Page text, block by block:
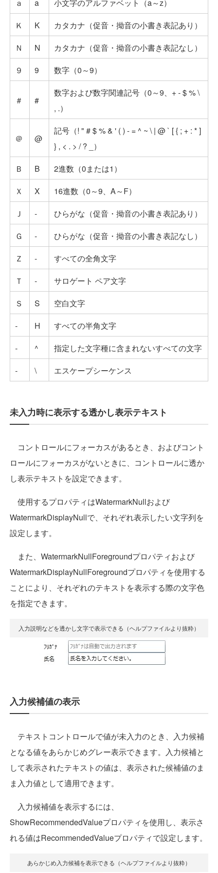
ａ a
小文字のアルファベット（a～z）
Ｋ
K
カタカナ（促音・拗音の小書き表記あり）
Ｎ
N
カタカナ（促音・拗音の小書き表記なし）
９
9 数字（0～9）
＃ #
数字および数字関連記号（0～9、+ - $ % \
, .）
＠ @
記号（! " # $ % & ' ( ) - = ^ ~ \ | @ ` [ { ; + : * ]
} , < . > / ? _）
Ｂ
B
2進数（0または1）
Ｘ
X
16進数（0～9、A～F）
Ｊ
-
ひらがな（促音・拗音の小書き表記あり）
Ｇ
-
ひらがな（促音・拗音の小書き表記なし）
Ｚ
-
すべての全角文字
Ｔ
-
サロゲート ペア文字
Ｓ
S
空白文字
-
H
すべての半角文字
-
^
指定した文字種に含まれないすべての文字
-
\ エスケープシーケンス
未入力時に表示する透かし表示テキスト
コントロールにフォーカスがあるとき、およびコント
ロールにフォーカスがないときに、コントロールに透か
し表示テキストを設定できます。
使用するプロパティはWatermarkNullおよび
WatermarkDisplayNullで、それぞれ表示したい文字列を
設定します。
また、WatermarkNullForegroundプロパティおよび
WatermarkDisplayNullForegroundプロパティを使用する
ことにより、それぞれのテキストを表示する際の文字色
を指定できます。
入力説明などを透かし文字で表示できる（ヘルプファイルより抜粋）
入力候補値の表示
テキストコントロールで値が未入力のとき、入力候補
となる値をあらかじめグレー表示できます。入力候補と
して表示されたテキストの値は、表示された候補値のま
ま入力値として適用できます。
入力候補値を表示するには、
ShowRecommendedValueプロパティを使用し、表示さ
れる値はRecommendedValueプロパティで設定します。
あらかじめ入力候補を表示できる（ヘルプファイルより抜粋）